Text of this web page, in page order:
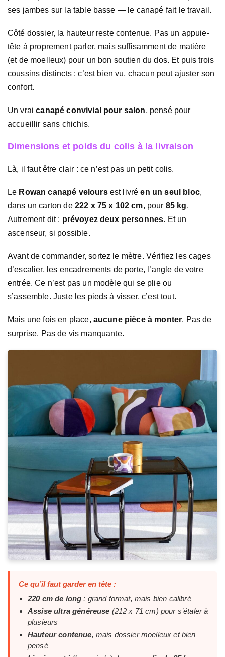
ses jambes sur la table basse — le canapé fait le travail.
Côté dossier, la hauteur reste contenue. Pas un appuie-
tête à proprement parler, mais suffisamment de matière
(et de moelleux) pour un bon soutien du dos. Et puis trois
coussins distincts : c’est bien vu, chacun peut ajuster son
confort.
Un vraicanapé convivial pour salon, pensé pour
accueillir sans chichis.
Dimensions et poids du colis à la livraison
Là, il faut être clair : ce n’est pas un petit colis.
Le Rowan canapé veloursest livréen un seul bloc,
dans un carton de 222 x 75 x 102 cm, pour 85 kg.
Autrement dit : prévoyez deux personnes. Et un
ascenseur, si possible.
Avant de commander, sortez le mètre. Vérifiez les cages
d’escalier, les encadrements de porte, l’angle de votre
entrée. Ce n’est pas un modèle qui se plie ou
s’assemble. Juste les pieds à visser, c’est tout.
Mais une fois en place, aucune pièce à monter. Pas de
surprise. Pas de vis manquante.
Ce qu’il faut garder en tête :
220 cm de long : grand format, mais bien calibré
Assise ultra généreuse (212 x 71 cm) pour s’étaler à
plusieurs
Hauteur contenue, mais dossier moelleux et bien
pensé